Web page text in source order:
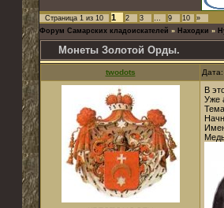
Страница 1 из 10 1 2 3 … 9 10
»
Форум Самарских кладоискателей » Находки »
Монеты Золотой Орды.
twodots
В
Уже